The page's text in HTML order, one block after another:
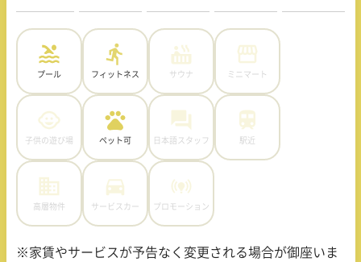
プール フィットネス サウナ ミニマート
子供の遊び場 ペット可 日本語スタッフ 駅近
高層物件 サービスカー プロモーション
※家賃やサービスが予告なく変更される場合が御座いま